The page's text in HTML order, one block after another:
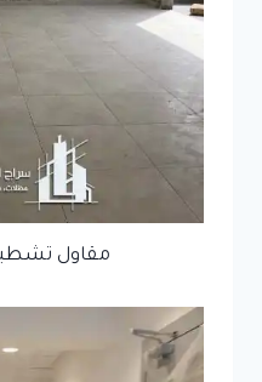
مقاول